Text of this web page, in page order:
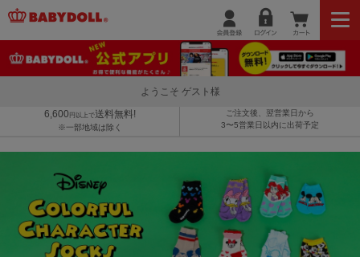
ようこそ ゲスト様
6,600 円以上で送料無料!
※一部地域は除く
ご注文後、翌営業日から
3〜5営業日以内に出荷予定